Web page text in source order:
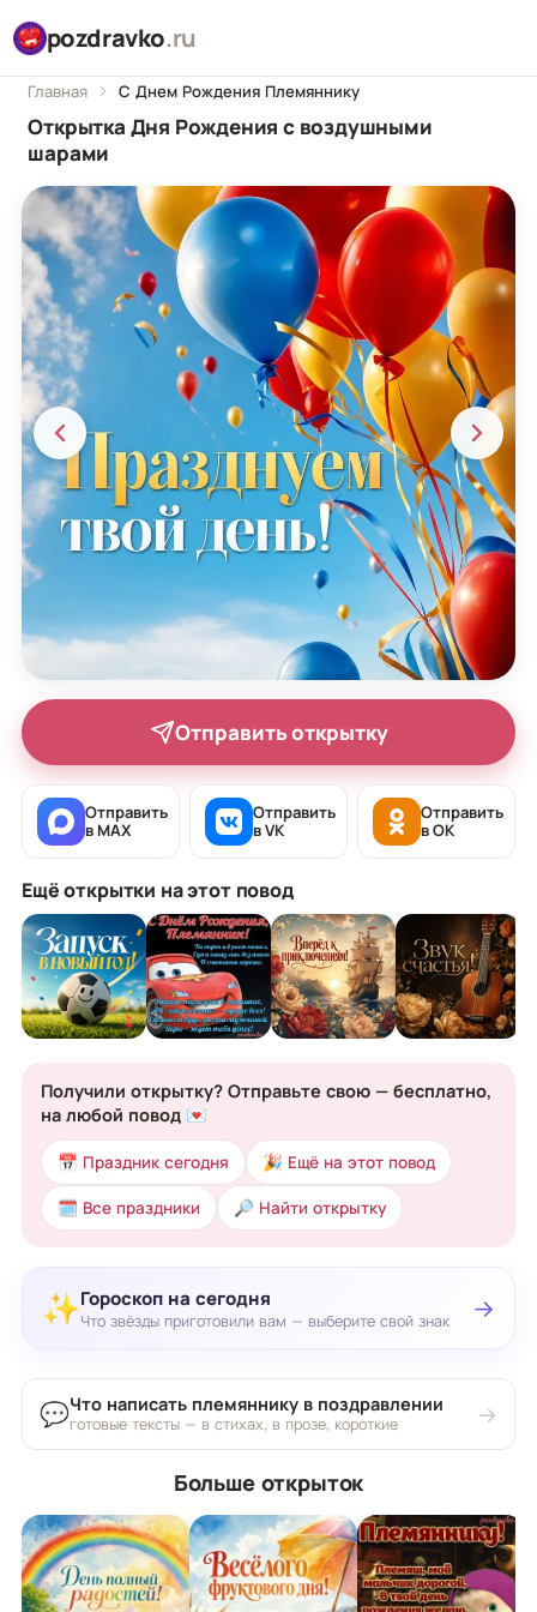
pozdravko.ru
Главная С Днем Рождения Племяннику
Открытка Дня Рождения с воздушными
шарами
Отправить открытку
Отправить
в MAX
Отправить
в VK
Отправить
в OK
Ещё открытки на этот повод
Получили открытку? Отправьте свою — бесплатно,
на любой повод 💌
📅 Праздник сегодня 🎉 Ещё на этот повод
🗓 Все праздники 🔎 Найти открытку
✨Гороскоп на сегодня
Что звёзды приготовили вам — выберите свой знак →
💬Что написать племяннику в поздравлении
готовые тексты — в стихах, в прозе, короткие →
Больше открыток